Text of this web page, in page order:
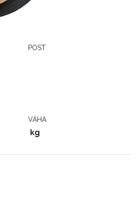
POST
VÁHA
kg